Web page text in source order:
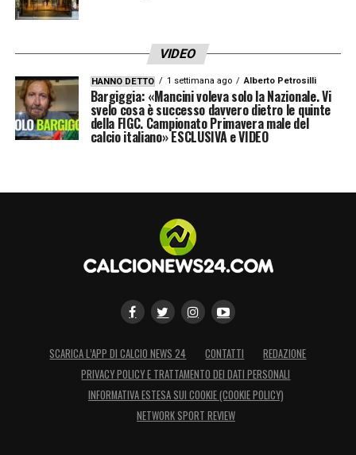
VIDEO
HANNO DETTO 1 settimana ago Alberto Petrosilli
Bargiggia: «Mancini voleva solo la Nazionale. Vi
svelo cosa è successo davvero dietro le quinte
della FIGC. Campionato Primavera male del
calcio italiano» ESCLUSIVA e VIDEO
SCARICA L’APP DI CALCIO NEWS 24 CONTATTI
REDAZIONE
PRIVACY POLICY E TRATTAMENTO DEI DATI PERSONALI
INFORMATIVA ESTESA SUI COOKIE (COOKIE POLICY)
NETWORK SPORT REVIEW